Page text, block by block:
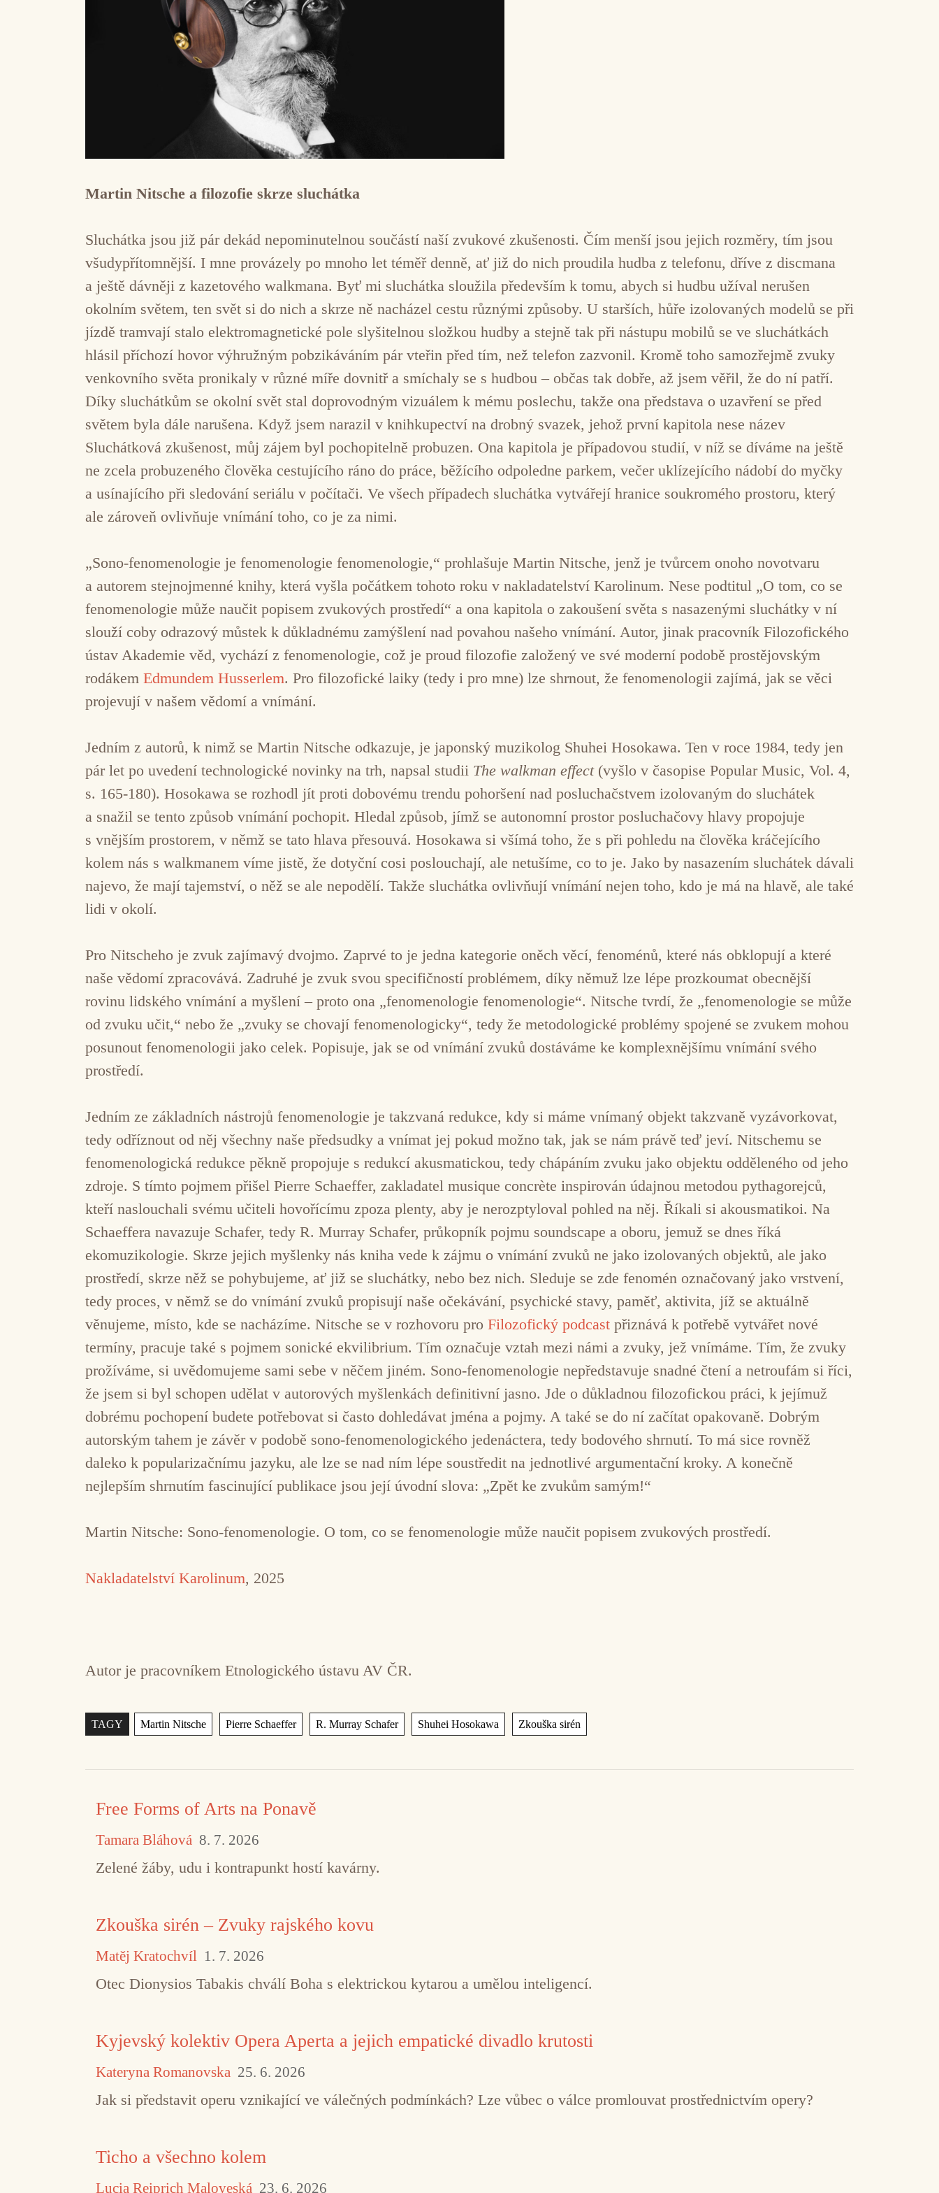
Martin Nitsche a filozofie skrze sluchátka
Sluchátka jsou již pár dekád nepominutelnou součástí naší zvukové zkušenosti. Čím menší jsou jejich rozměry, tím jsou
všudypřítomnější. I mne provázely po mnoho let téměř denně, ať již do nich proudila hudba z telefonu, dříve z discmana
a ještě dávněji z kazetového walkmana. Byť mi sluchátka sloužila především k tomu, abych si hudbu užíval nerušen
okolním světem, ten svět si do nich a skrze ně nacházel cestu různými způsoby. U starších, hůře izolovaných modelů se při
jízdě tramvají stalo elektromagnetické pole slyšitelnou složkou hudby a stejně tak při nástupu mobilů se ve sluchátkách
hlásil příchozí hovor výhružným pobzikáváním pár vteřin před tím, než telefon zazvonil. Kromě toho samozřejmě zvuky
venkovního světa pronikaly v různé míře dovnitř a smíchaly se s hudbou – občas tak dobře, až jsem věřil, že do ní patří.
Díky sluchátkům se okolní svět stal doprovodným vizuálem k mému poslechu, takže ona představa o uzavření se před
světem byla dále narušena. Když jsem narazil v knihkupectví na drobný svazek, jehož první kapitola nese název
Sluchátková zkušenost, můj zájem byl pochopitelně probuzen. Ona kapitola je případovou studií, v níž se díváme na ještě
ne zcela probuzeného člověka cestujícího ráno do práce, běžícího odpoledne parkem, večer uklízejícího nádobí do myčky
a usínajícího při sledování seriálu v počítači. Ve všech případech sluchátka vytvářejí hranice soukromého prostoru, který
ale zároveň ovlivňuje vnímání toho, co je za nimi.
„Sono-fenomenologie je fenomenologie fenomenologie,“ prohlašuje Martin Nitsche, jenž je tvůrcem onoho novotvaru
a autorem stejnojmenné knihy, která vyšla počátkem tohoto roku v nakladatelství Karolinum. Nese podtitul „O tom, co se
fenomenologie může naučit popisem zvukových prostředí“ a ona kapitola o zakoušení světa s nasazenými sluchátky v ní
slouží coby odrazový můstek k důkladnému zamýšlení nad povahou našeho vnímání. Autor, jinak pracovník Filozofického
ústav Akademie věd, vychází z fenomenologie, což je proud filozofie založený ve své moderní podobě prostějovským
rodákem Edmundem Husserlem. Pro filozofické laiky (tedy i pro mne) lze shrnout, že fenomenologii zajímá, jak se věci
projevují v našem vědomí a vnímání.
Jedním z autorů, k nimž se Martin Nitsche odkazuje, je japonský muzikolog Shuhei Hosokawa. Ten v roce 1984, tedy jen
pár let po uvedení technologické novinky na trh, napsal studii The walkman effect(vyšlo v časopise Popular Music, Vol. 4,
s. 165-180). Hosokawa se rozhodl jít proti dobovému trendu pohoršení nad posluchačstvem izolovaným do sluchátek
a snažil se tento způsob vnímání pochopit. Hledal způsob, jímž se autonomní prostor posluchačovy hlavy propojuje
s vnějším prostorem, v němž se tato hlava přesouvá. Hosokawa si všímá toho, že s při pohledu na člověka kráčejícího
kolem nás s walkmanem víme jistě, že dotyční cosi poslouchají, ale netušíme, co to je. Jako by nasazením sluchátek dávali
najevo, že mají tajemství, o něž se ale nepodělí. Takže sluchátka ovlivňují vnímání nejen toho, kdo je má na hlavě, ale také
lidi v okolí.
Pro Nitscheho je zvuk zajímavý dvojmo. Zaprvé to je jedna kategorie oněch věcí, fenoménů, které nás obklopují a které
naše vědomí zpracovává. Zadruhé je zvuk svou specifičností problémem, díky němuž lze lépe prozkoumat obecnější
rovinu lidského vnímání a myšlení – proto ona „fenomenologie fenomenologie“. Nitsche tvrdí, že „fenomenologie se může
od zvuku učit,“ nebo že „zvuky se chovají fenomenologicky“, tedy že metodologické problémy spojené se zvukem mohou
posunout fenomenologii jako celek. Popisuje, jak se od vnímání zvuků dostáváme ke komplexnějšímu vnímání svého
prostředí.
Jedním ze základních nástrojů fenomenologie je takzvaná redukce, kdy si máme vnímaný objekt takzvaně vyzávorkovat,
tedy odříznout od něj všechny naše předsudky a vnímat jej pokud možno tak, jak se nám právě teď jeví. Nitschemu se
fenomenologická redukce pěkně propojuje s redukcí akusmatickou, tedy chápáním zvuku jako objektu odděleného od jeho
zdroje. S tímto pojmem přišel Pierre Schaeffer, zakladatel musique concrète inspirován údajnou metodou pythagorejců,
kteří naslouchali svému učiteli hovořícímu zpoza plenty, aby je nerozptyloval pohled na něj. Říkali si akousmatikoi. Na
Schaeffera navazuje Schafer, tedy R. Murray Schafer, průkopník pojmu soundscape a oboru, jemuž se dnes říká
ekomuzikologie. Skrze jejich myšlenky nás kniha vede k zájmu o vnímání zvuků ne jako izolovaných objektů, ale jako
prostředí, skrze něž se pohybujeme, ať již se sluchátky, nebo bez nich. Sleduje se zde fenomén označovaný jako vrstvení,
tedy proces, v němž se do vnímání zvuků propisují naše očekávání, psychické stavy, paměť, aktivita, jíž se aktuálně
věnujeme, místo, kde se nacházíme. Nitsche se v rozhovoru pro Filozofický podcast přiznává k potřebě vytvářet nové
termíny, pracuje také s pojmem sonické ekvilibrium. Tím označuje vztah mezi námi a zvuky, jež vnímáme. Tím, že zvuky
prožíváme, si uvědomujeme sami sebe v něčem jiném. Sono-fenomenologie nepředstavuje snadné čtení a netroufám si říci,
že jsem si byl schopen udělat v autorových myšlenkách definitivní jasno. Jde o důkladnou filozofickou práci, k jejímuž
dobrému pochopení budete potřebovat si často dohledávat jména a pojmy. A také se do ní začítat opakovaně. Dobrým
autorským tahem je závěr v podobě sono-fenomenologického jedenáctera, tedy bodového shrnutí. To má sice rovněž
daleko k popularizačnímu jazyku, ale lze se nad ním lépe soustředit na jednotlivé argumentační kroky. A konečně
nejlepším shrnutím fascinující publikace jsou její úvodní slova: „Zpět ke zvukům samým!“
Martin Nitsche: Sono-fenomenologie. O tom, co se fenomenologie může naučit popisem zvukových prostředí.
Nakladatelství Karolinum, 2025
Autor je pracovníkem Etnologického ústavu AV ČR.
TAGY
Štítky
Martin Nitsche Pierre Schaeffer R. Murray Schafer Shuhei Hosokawa Zkouška sirén
Free Forms of Arts na Ponavě
Tamara Bláhová 8. 7. 2026
Zelené žáby, udu i kontrapunkt hostí kavárny.
Zkouška sirén – Zvuky rajského kovu
Matěj Kratochvíl 1. 7. 2026
Otec Dionysios Tabakis chválí Boha s elektrickou kytarou a umělou inteligencí.
Kyjevský kolektiv Opera Aperta a jejich empatické divadlo krutosti
Kateryna Romanovska 25. 6. 2026
Jak si představit operu vznikající ve válečných podmínkách? Lze vůbec o válce promlouvat prostřednictvím opery?
Ticho a všechno kolem
Lucia Reiprich Maloveská 23. 6. 2026